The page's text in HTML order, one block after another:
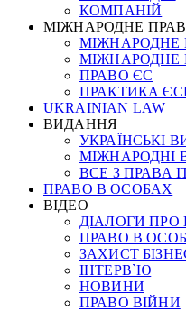
КОМПАНІЙ
МІЖНАРОДНЕ
МІЖНАРОДНЕ
МІЖНАРОДНЕ
ПРАВО ЄС
ПРАКТИКА
UKRAINIAN LAW
ВИДАННЯ
УКРАЇНСЬКІ
МІЖНАРОДНІ
ВСЕ З ПРАВА
ПРАВО В ОСОБАХ
ВІДЕО
ДІАЛОГИ ПРО
ПРАВО В
ЗАХИСТ
ІНТЕРВ`Ю
НОВИНИ
ПРАВО ВІЙНИ